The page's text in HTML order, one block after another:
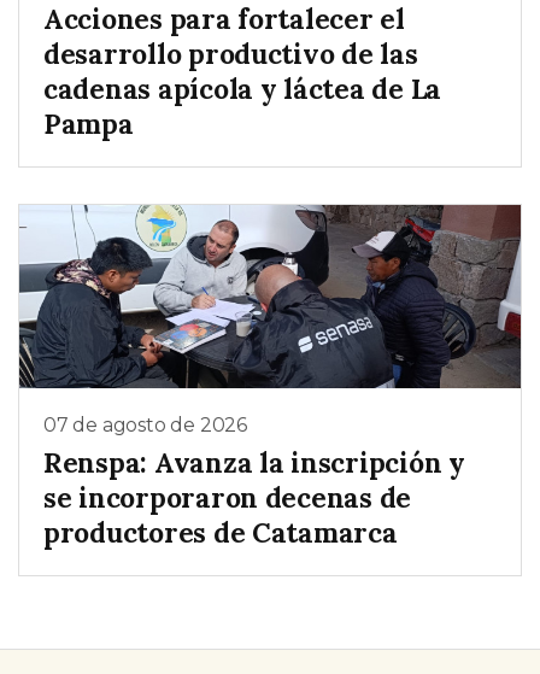
Acciones para fortalecer el
desarrollo productivo de las
cadenas apícola y láctea de La
Pampa
07 de agosto de 2026
Renspa: Avanza la inscripción y
se incorporaron decenas de
productores de Catamarca